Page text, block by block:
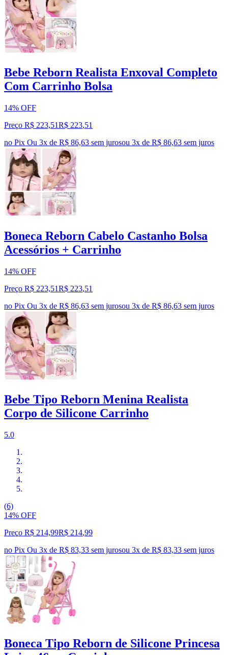
Bebe Reborn Realista Enxoval Completo
Com Carrinho Bolsa
14% OFF
Preço R$ 223,51R$ 223,51
no Pix Ou 3x de R$ 86,63 sem jurosou 3x de R$ 86,63 sem juros
Boneca Reborn Cabelo Castanho Bolsa
Acessórios + Carrinho
14% OFF
Preço R$ 223,51R$ 223,51
no Pix Ou 3x de R$ 86,63 sem jurosou 3x de R$ 86,63 sem juros
Bebe Tipo Reborn Menina Realista
Corpo de Silicone Carrinho
5.0
(6)
14% OFF
Preço R$ 214,99R$ 214,99
no Pix Ou 3x de R$ 83,33 sem jurosou 3x de R$ 83,33 sem juros
Boneca Tipo Reborn de Silicone Princesa